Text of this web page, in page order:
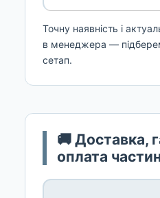
Точну наявність і
в менеджера —
сетап.
🚚 Доставка,
оплата